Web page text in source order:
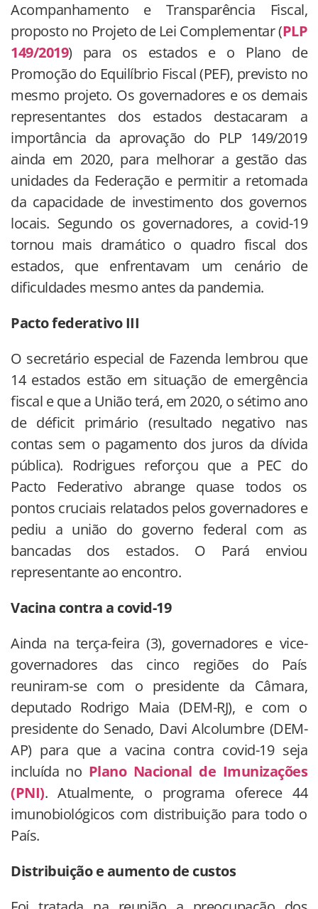
Acompanhamento e Transparência Fiscal,
proposto no Projeto de Lei Complementar (PLP
149/2019) para os estados e o Plano de
Promoção do Equilíbrio Fiscal (PEF), previsto no
mesmo projeto. Os governadores e os demais
representantes dos estados destacaram a
importância da aprovação do PLP 149/2019
ainda em 2020, para melhorar a gestão das
unidades da Federação e permitir a retomada
da capacidade de investimento dos governos
locais. Segundo os governadores, a covid-19
tornou mais dramático o quadro fiscal dos
estados, que enfrentavam um cenário de
dificuldades mesmo antes da pandemia.
Pacto federativo III
O secretário especial de Fazenda lembrou que
14 estados estão em situação de emergência
fiscal e que a União terá, em 2020, o sétimo ano
de déficit primário (resultado negativo nas
contas sem o pagamento dos juros da dívida
pública). Rodrigues reforçou que a PEC do
Pacto Federativo abrange quase todos os
pontos cruciais relatados pelos governadores e
pediu a união do governo federal com as
bancadas dos estados. O Pará enviou
representante ao encontro.
Vacina contra a covid-19
Ainda na terça-feira (3), governadores e vice-
governadores das cinco regiões do País
reuniram-se com o presidente da Câmara,
deputado Rodrigo Maia (DEM-RJ), e com o
presidente do Senado, Davi Alcolumbre (DEM-
AP) para que a vacina contra covid-19 seja
incluída no Plano Nacional de Imunizações
(PNI). Atualmente, o programa oferece 44
imunobiológicos com distribuição para todo o
País.
Distribuição e aumento de custos